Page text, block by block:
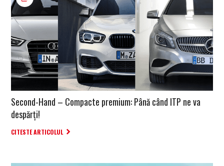
Second-Hand – Compacte premium: Până când ITP ne va
despărți!
CITESTE ARTICOLUL